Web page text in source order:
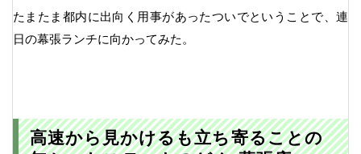
たまたま都内に出向く用事があったついでということで、連
日の幕張ランチに向かってみた。
高速から見かけるも立ち寄ることの